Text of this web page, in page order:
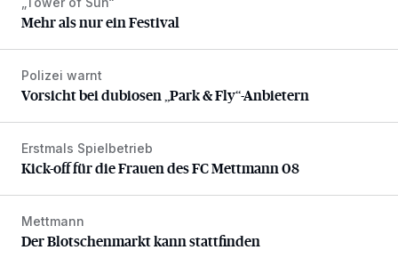
Mehr als nur ein Festival
Mehr als nur ein Festival
Vorsicht bei dubiosen „Park & Fly“-Anbietern
Polizei warnt
Vorsicht bei dubiosen „Park & Fly“-Anbietern
Kick-off für die Frauen des FC Mettmann 08
Erstmals Spielbetrieb
Kick-off für die Frauen des FC Mettmann 08
Der Blotschenmarkt kann stattfinden
Mettmann
Der Blotschenmarkt kann stattfinden